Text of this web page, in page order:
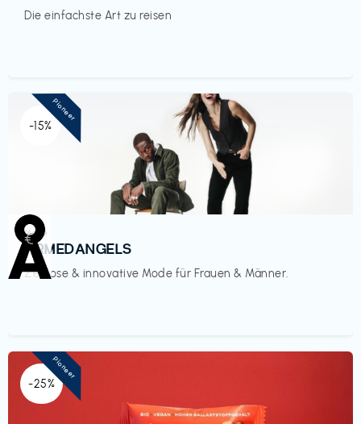
Die einfachste Art zu reisen
-15%
Mode
ARMEDANGELS
Zeitlose & innovative Mode für Frauen & Männer.
€‎
Pioneer
-25%
Pioneer